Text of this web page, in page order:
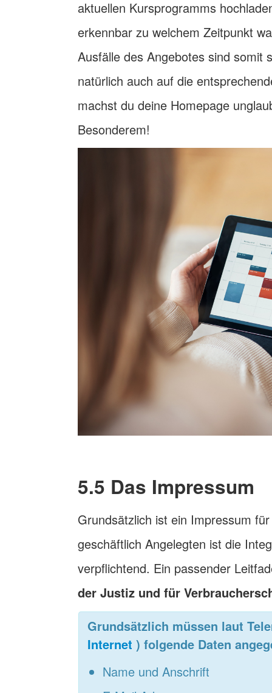
aktuellen Kursprogramms
erkennbar zu welchem Zeitpunkt
Ausfälle des Angebotes sind somit
natürlich auch auf die
machst du deine Homepage
Besonderem!
5.5 Das Impressum
Grundsätzlich ist ein Impressum
geschäftlich Angelegten ist die
verpflichtend. Ein passender
der Justiz und für
Grundsätzlich müssen laut
Internet ) folgende Daten
Name und Anschrift